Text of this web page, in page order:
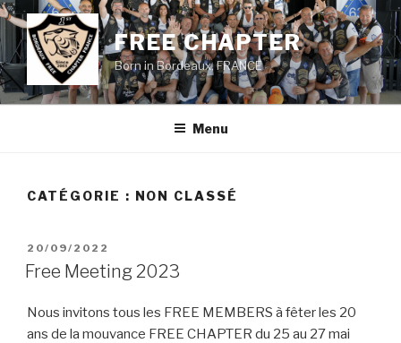
Aller
contenu
principal
FREE CHAPTER
Born in Bordeaux, FRANCE
Menu
CATÉGORIE : NON CLASSÉ
PUBLIÉ
LE
20/09/2022
Free Meeting 2023
Nous invitons tous les FREE MEMBERS à fêter les 20
ans de la mouvance FREE CHAPTER du 25 au 27 mai